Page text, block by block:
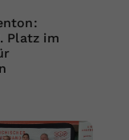
Platz im